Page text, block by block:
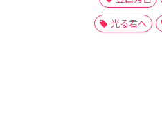
光る君へ